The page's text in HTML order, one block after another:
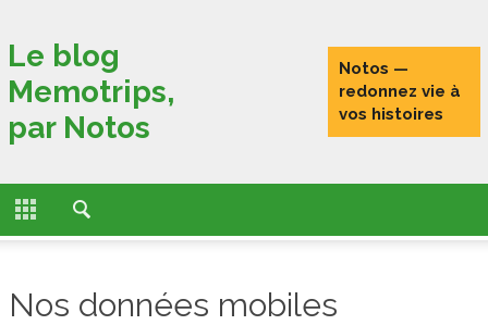
ACCUEIL
ACTUALITÉS
FONCTIONNALITÉS
L’HISTOIRE DE MEMOTRIPS
VOYAGEURS CONNECTÉS
Le blog
Memotrips,
par Notos
Notos —
redonnez vie à
vos histoires
Nos données mobiles